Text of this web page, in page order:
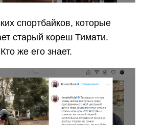
спортбайков, которые
старый кореш Тимати.
же его знает.